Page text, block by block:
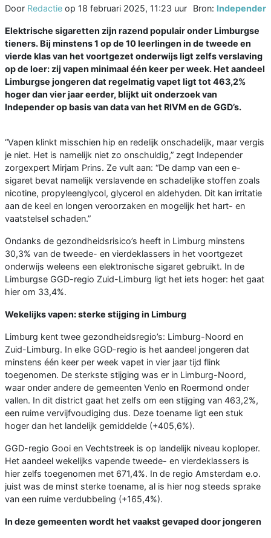
Door Redactie op 18 februari 2025, 11:23 uur Bron: Independer
Elektrische sigaretten zijn razend populair onder Limburgse
tieners. Bij minstens 1 op de 10 leerlingen in de tweede en
vierde klas van het voortgezet onderwijs ligt zelfs verslaving
op de loer: zij vapen minimaal één keer per week. Het aandeel
Limburgse jongeren dat regelmatig vapet ligt tot 463,2%
hoger dan vier jaar eerder, blijkt uit onderzoek van
Independer op basis van data van het RIVM en de GGD’s.
“Vapen klinkt misschien hip en redelijk onschadelijk, maar vergis
je niet. Het is namelijk niet zo onschuldig,” zegt Independer
zorgexpert Mirjam Prins. Ze vult aan: “De damp van een e-
sigaret bevat namelijk verslavende en schadelijke stoffen zoals
nicotine, propyleenglycol, glycerol en aldehyden. Dit kan irritatie
aan de keel en longen veroorzaken en mogelijk het hart- en
vaatstelsel schaden.”
Ondanks de gezondheidsrisico’s heeft in Limburg minstens
30,3% van de tweede- en vierdeklassers in het voortgezet
onderwijs weleens een elektronische sigaret gebruikt. In de
Limburgse GGD-regio Zuid-Limburg ligt het iets hoger: het gaat
hier om 33,4%.
Wekelijks vapen: sterke stijging in Limburg
Limburg kent twee gezondheidsregio’s: Limburg-Noord en
Zuid-Limburg. In elke GGD-regio is het aandeel jongeren dat
minstens één keer per week vapet in vier jaar tijd flink
toegenomen. De sterkste stijging was er in Limburg-Noord,
waar onder andere de gemeenten Venlo en Roermond onder
vallen. In dit district gaat het zelfs om een stijging van 463,2%,
een ruime vervijfvoudiging dus. Deze toename ligt een stuk
hoger dan het landelijk gemiddelde (+405,6%).
GGD-regio Gooi en Vechtstreek is op landelijk niveau koploper.
Het aandeel wekelijks vapende tweede- en vierdeklassers is
hier zelfs toegenomen met 671,4%. In de regio Amsterdam e.o.
juist was de minst sterke toename, al is hier nog steeds sprake
van een ruime verdubbeling (+165,4%).
In deze gemeenten wordt het vaakst gevaped door jongeren